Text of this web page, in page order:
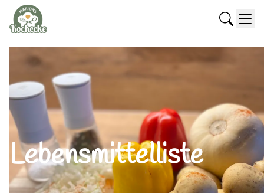
Lebensmittelliste